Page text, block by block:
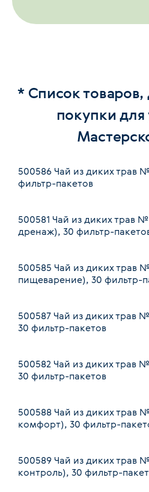
* Список
покупки для
500586Чай из диких трав
фильтр-пакетов
500581 Чай из диких трав
дренаж), 30 фильтр-
500585 Чай из диких трав
пищеварение), 30 фильтр-
500587Чай из диких трав
30 фильтр-пакетов
500582Чай из диких трав
30 фильтр-пакетов
500588Чай из диких трав
комфорт), 30 фильтр-
500589Чай из диких трав
контроль), 30 фильтр-